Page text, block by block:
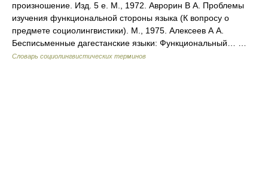
произношение. Изд. 5 е. М., 1972. Аврорин В А. Проблемы
изучения функциональной стороны языка (К вопросу о
предмете социолингвистики). М., 1975. Алексеев А А.
Бесписьменные дагестанские языки: Функциональный… …
Словарь социолингвистических терминов